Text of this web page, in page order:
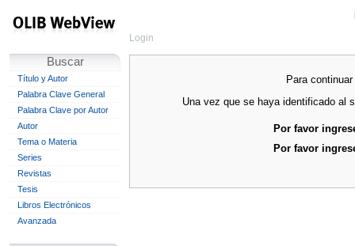
Buscar
Título y Autor
Palabra Clave General
Palabra Clave por Autor
Autor
Tema o Materia
Series
Revistas
Tesis
Libros Electrónicos
Avanzada
Login
Para
Una vez que se haya identificado al
Por favor
Por favor